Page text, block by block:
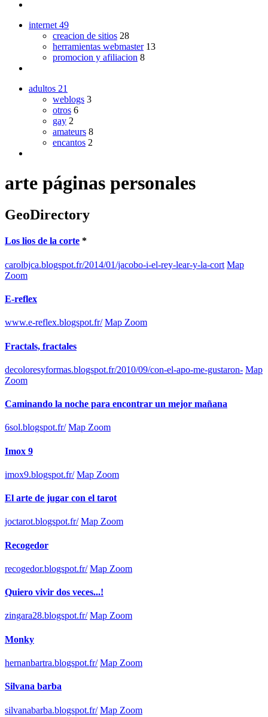
internet 49
creacion de sitios 28
herramientas webmaster 13
promocion y afiliacion 8
adultos 21
weblogs 3
otros 6
gay 2
amateurs 8
encantos 2
arte páginas personales
GeoDirectory
Los lios de la corte *
carolbjca.blogspot.fr/2014/01/jacobo-i-el-rey-lear-y-la-cort Map
Zoom
E-reflex
www.e-reflex.blogspot.fr/ Map Zoom
Fractals, fractales
decoloresyformas.blogspot.fr/2010/09/con-el-apo-me-gustaron- Map
Zoom
Caminando la noche para encontrar un mejor mañana
6sol.blogspot.fr/ Map Zoom
Imox 9
imox9.blogspot.fr/ Map Zoom
El arte de jugar con el tarot
joctarot.blogspot.fr/ Map Zoom
Recogedor
recogedor.blogspot.fr/ Map Zoom
Quiero vivir dos veces...!
zingara28.blogspot.fr/ Map Zoom
Monky
hernanbartra.blogspot.fr/ Map Zoom
Silvana barba
silvanabarba.blogspot.fr/ Map Zoom